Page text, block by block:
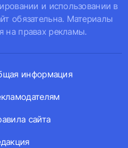
и использовании в
обязательна. Материалы
на правах рекламы.
информация
сайта